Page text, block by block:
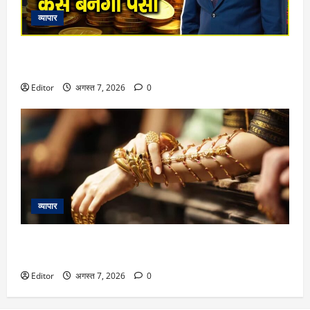
व्यापार
Editor अगस्त 7, 2026 0
व्यापार
Editor अगस्त 7, 2026 0